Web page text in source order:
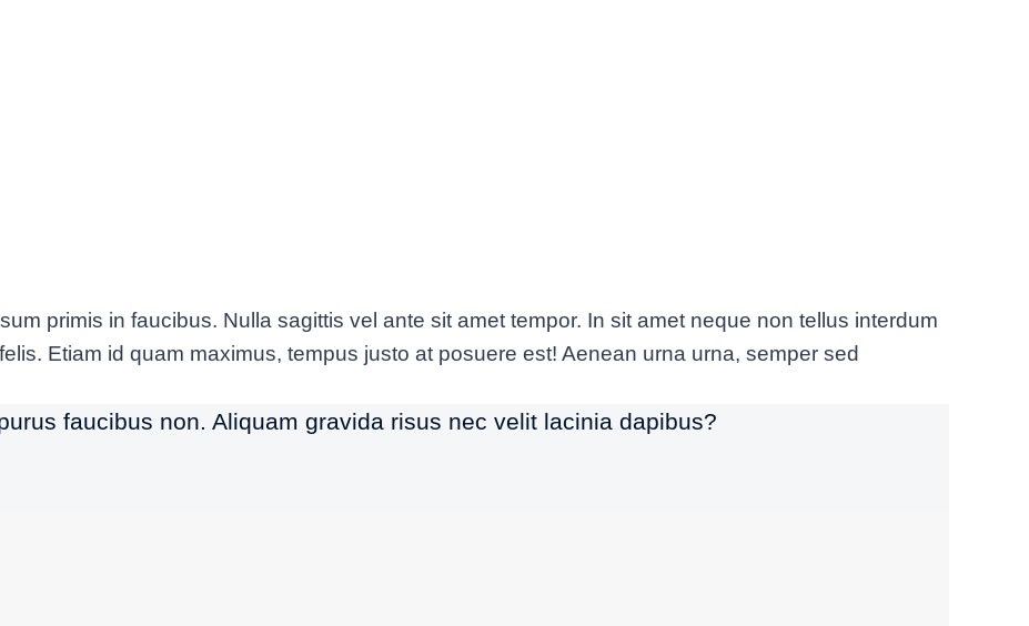
for the Future
primis in faucibus. Nulla sagittis vel ante sit amet tempor. In sit amet neque non tellus interdum
Etiam id quam maximus, tempus justo at posuere est! Aenean urna urna, semper sed
faucibus non. Aliquam gravida risus nec velit lacinia dapibus?